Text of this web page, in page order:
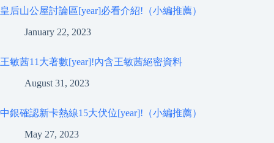
皇后山公屋討論區[year]必看介紹!（小編推薦）
January 22, 2023
王敏茜11大著數[year]!內含王敏茜絕密資料
August 31, 2023
中銀確認新卡熱線15大伏位[year]!（小編推薦）
May 27, 2023